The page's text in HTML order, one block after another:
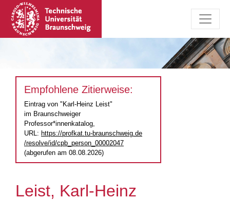
Empfohlene Zitierweise:
Eintrag von "Karl-Heinz Leist"
im Braunschweiger
Professor*innenkatalog,
URL: https://profkat.tu-braunschweig.de
/resolve/id/cpb_person_00002047
(abgerufen am 08.08.2026)
Leist, Karl-Heinz